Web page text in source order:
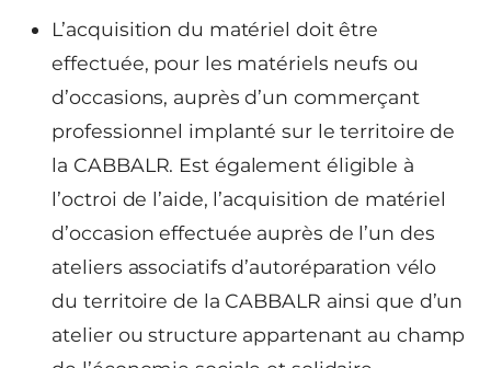
L’acquisition du matériel doit être
effectuée, pour les matériels neufs ou
d’occasions, auprès d’un commerçant
professionnel implanté sur le territoire de
la CABBALR. Est également éligible à
l’octroi de l’aide, l’acquisition de matériel
d’occasion effectuée auprès de l’un des
ateliers associatifs d’autoréparation vélo
du territoire de la CABBALR ainsi que d’un
atelier ou structure appartenant au champ